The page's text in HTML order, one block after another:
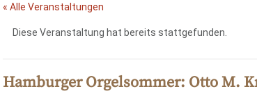
« Alle Veranstaltungen
Diese Veranstaltung hat bereits stattgefunden.
Hamburger Orgelsommer: Otto M.